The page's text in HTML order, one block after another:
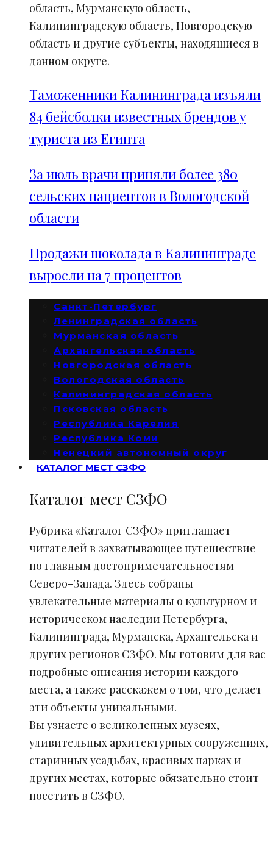
область, Мурманскую область,
Калининградскую область, Новгородскую
область и другие субъекты, находящиеся в
данном округе.
Таможенники Калининграда изъяли
84 бейсболки известных брендов у
туриста из Египта
За июль врачи приняли более 380
сельских пациентов в Вологодской
области
Продажи шоколада в Калининграде
выросли на 7 процентов
Санкт-Петербург
Ленинградская область
Мурманская область
Архангельская область
Новгородская область
Вологодская область
Калининградская область
Псковская область
Республика Карелия
Республика Коми
Ненецкий автономный округ
КАТАЛОГ МЕСТ СЗФО
Каталог мест СЗФО
Рубрика «Каталог СЗФО» приглашает
читателей в захватывающее путешествие
по главным достопримечательностям
Северо-Запада. Здесь собраны
увлекательные материалы о культурном и
историческом наследии Петербурга,
Калининграда, Мурманска, Архангельска и
других регионов СЗФО. Мы готовим для вас
подробные описания истории каждого
места, а также расскажем о том, что делает
эти объекты уникальными.
Вы узнаете о великолепных музеях,
удивительных архитектурных сооружениях,
старинных усадьбах, красивых парках и
других местах, которые обязательно стоит
посетить в СЗФО.